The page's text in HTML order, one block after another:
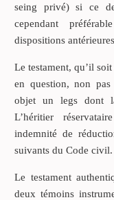
seing privé) si ce
cependant
dispositions
Le testament, qu’il
en question, non pas
objet un legs dont
L’héritier
indemnité de
suivants du Code civil.
Le testament
deux témoins